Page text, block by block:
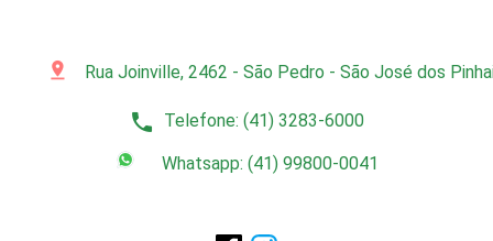
pin_drop Rua Joinville, 2462 - São Pedro - São José dos
phone Telefone: (41) 3283-6000
Whatsapp: (41) 99800-0041